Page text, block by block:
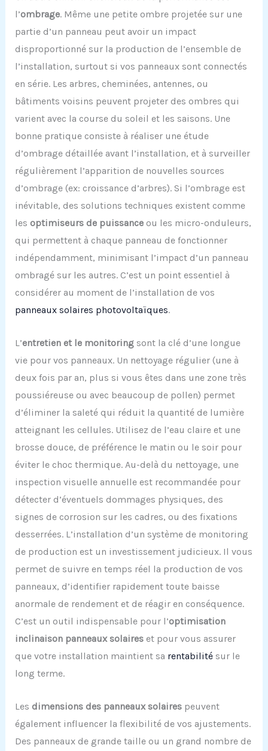
l’ombrage. Même une petite ombre projetée sur une
partie d’un panneau peut avoir un impact
disproportionné sur la production de l’ensemble de
l’installation, surtout si vos panneaux sont connectés
en série. Les arbres, cheminées, antennes, ou
bâtiments voisins peuvent projeter des ombres qui
varient avec la course du soleil et les saisons. Une
bonne pratique consiste à réaliser une étude
d’ombrage détaillée avant l’installation, et à surveiller
régulièrement l’apparition de nouvelles sources
d’ombrage (ex: croissance d’arbres). Si l’ombrage est
inévitable, des solutions techniques existent comme
les optimiseurs de puissanceou les micro-onduleurs,
qui permettent à chaque panneau de fonctionner
indépendamment, minimisant l’impact d’un panneau
ombragé sur les autres. C’est un point essentiel à
considérer au moment de l’installation de vos
panneaux solaires photovoltaïques.
L’entretien et le monitoringsont la clé d’une longue
vie pour vos panneaux. Un nettoyage régulier (une à
deux fois par an, plus si vous êtes dans une zone très
poussiéreuse ou avec beaucoup de pollen) permet
d’éliminer la saleté qui réduit la quantité de lumière
atteignant les cellules. Utilisez de l’eau claire et une
brosse douce, de préférence le matin ou le soir pour
éviter le choc thermique. Au-delà du nettoyage, une
inspection visuelle annuelle est recommandée pour
détecter d’éventuels dommages physiques, des
signes de corrosion sur les cadres, ou des fixations
desserrées. L’installation d’un système de monitoring
de production est un investissement judicieux. Il vous
permet de suivre en temps réel la production de vos
panneaux, d’identifier rapidement toute baisse
anormale de rendement et de réagir en conséquence.
C’est un outil indispensable pour l’optimisation
inclinaison panneaux solaireset pour vous assurer
que votre installation maintient sa rentabilitésur le
long terme.
Les dimensions des panneaux solairespeuvent
également influencer la flexibilité de vos ajustements.
Des panneaux de grande taille ou un grand nombre de